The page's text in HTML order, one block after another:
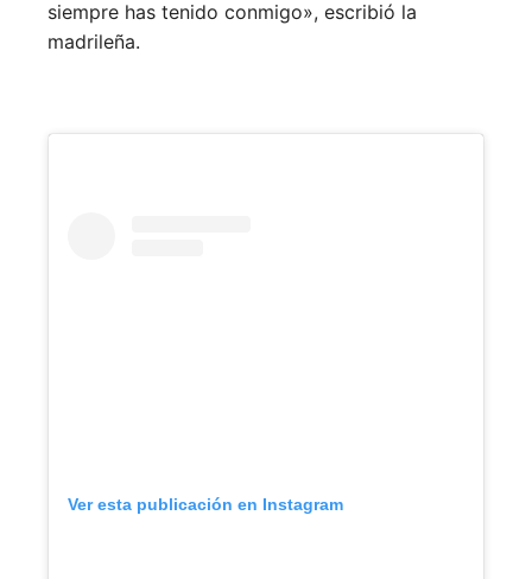
siempre has tenido conmigo», escribió la
madrileña.
Ver esta publicación en Instagram